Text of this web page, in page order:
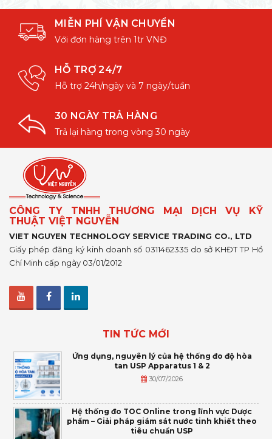
MIỄN PHÍ VẬN CHUYỂN
Với đơn hàng trên 1tr VNĐ
HỖ TRỢ 24/7
Hỗ trợ 24h/ngày và 7 ngày/tuần
30 NGÀY TRẢ HÀNG
Trả lại hàng trong vòng 30 ngày
CÔNG TY TNHH THƯƠNG MẠI DỊCH VỤ KỸ
THUẬT VIỆT NGUYỄN
VIET NGUYEN TECHNOLOGY SERVICE TRADING CO., LTD
Giấy phép đăng ký kinh doanh số 0311462335 do sở KHĐT TP Hồ
Chí Minh cấp ngày 03/01/2012
TIN TỨC MỚI
Ứng dụng, nguyên lý của hệ thống đo độ hòa
tan USP Apparatus 1 & 2
30/07/2026
Hệ thống đo TOC Online trong lĩnh vực Dược
phẩm – Giải pháp giám sát nước tinh khiết theo
tiêu chuẩn USP